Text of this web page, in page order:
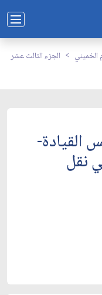
الخميني
الجزء الثالث عشر
القيادة-
نقل